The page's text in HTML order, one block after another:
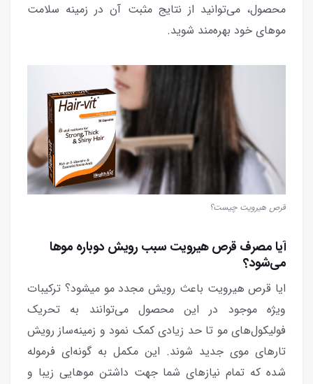
محصول، می‌توانید از نتایج مثبت آن در زمینه سلامت
موهای خود بهره‌مند شوید.
قرص هیرویت چیست؟
آیا مصرف قرص هیرویت سبب رویش دوباره موها
می‌شود؟
ایا قرص هیرویت باعث رویش مجدد مو میشود؟ ترکیبات
ویژه موجود در این محصول می‌توانند به تحریک
فولیکول‌های مو تا حد زیادی کمک نمود و زمینه‌ساز رویش
تارهای موی جدید شوند. این مکمل به گونه‌ای فرموله
شده که تمام نیازهای شما جهت داشتن موهایی زیبا و